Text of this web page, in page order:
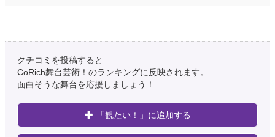
クチコミを投稿すると
CoRich舞台芸術！のランキングに反映されます。
面白そうな舞台を応援しましょう！
「観たい！」に追加する